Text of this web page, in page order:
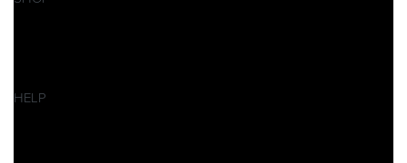
HELP